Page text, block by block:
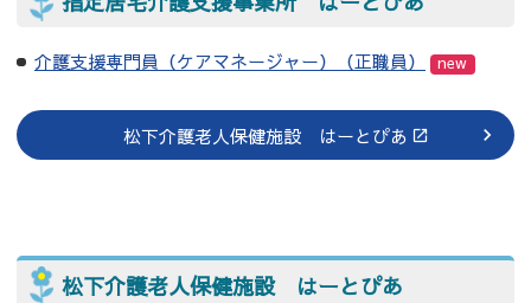
介護支援専門員（ケアマネージャー）（正職員） new
松下介護老人保健施設 はーとぴあ
松下介護老人保健施設 はーとぴあ